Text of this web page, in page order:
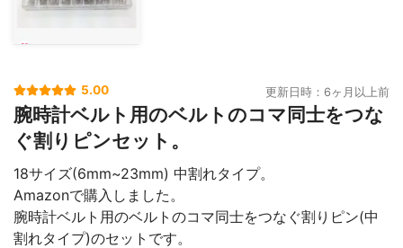
5.00 更新日時：6ヶ月以上前
腕時計ベルト用のベルトのコマ同士をつな
ぐ割りピンセット。
18サイズ(6mm~23mm) 中割れタイプ。
Amazonで購入しました。
腕時計ベルト用のベルトのコマ同士をつなぐ割りピン(中
割れタイプ)のセットです。